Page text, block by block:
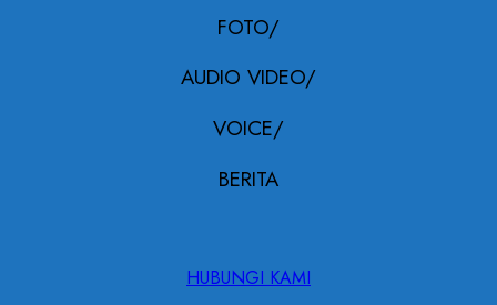
FOTO/
AUDIO VIDEO/
VOICE/
BERITA
HUBUNGI KAMI